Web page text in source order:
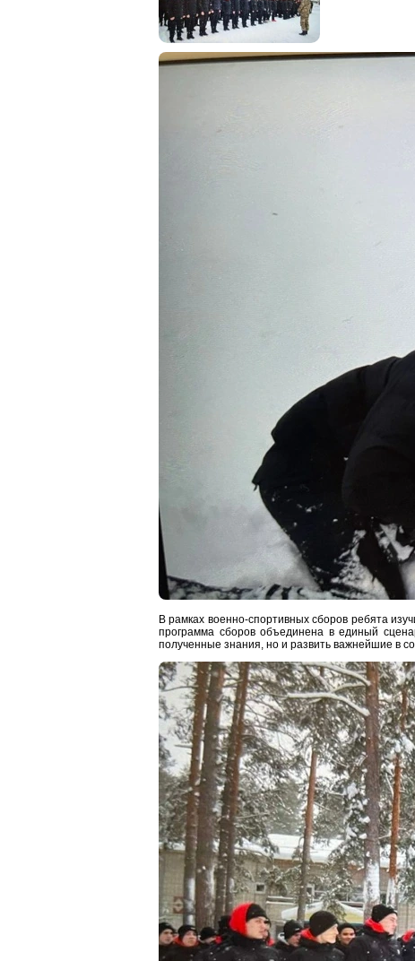
В рамках военно-спортивных сборов ребята
программа сборов объединена в единый
полученные знания, но и развить важнейшие в